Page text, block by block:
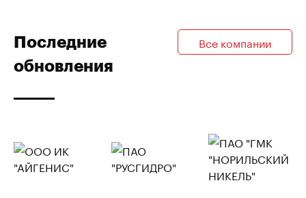
Последние
обновления
Все компании